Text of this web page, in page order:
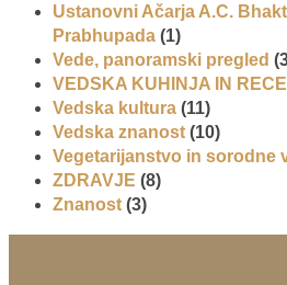
Ustanovni Ačarja A.C.
Prabhupada (1)
Vede, panoramski pregled
VEDSKA KUHINJA IN
Vedska kultura (11)
Vedska znanost (10)
Vegetarijanstvo in sorodne
ZDRAVJE (8)
Znanost (3)